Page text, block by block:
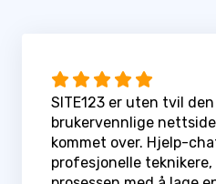
SITE123 er uten tvil
brukervennlige
kommet over. Hjelp-
profesjonelle teknikere,